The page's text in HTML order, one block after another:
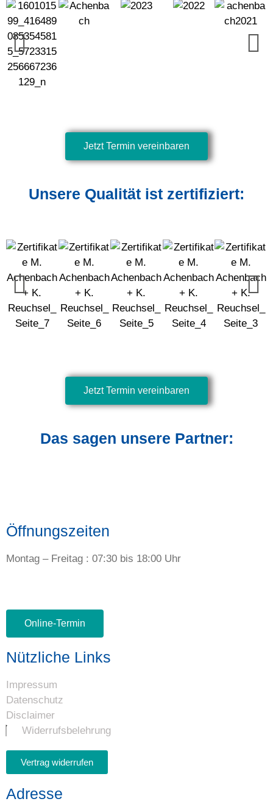
Jetzt Termin vereinbaren
Unsere Qualität ist zertifiziert:
Jetzt Termin vereinbaren
Das sagen unsere Partner:
Öffnungszeiten
Montag – Freitag : 07:30 bis 18:00 Uhr
Online-Termin
Nützliche Links
Impressum
Datenschutz
Disclaimer
Widerrufsbelehrung
Vertrag widerrufen
Adresse